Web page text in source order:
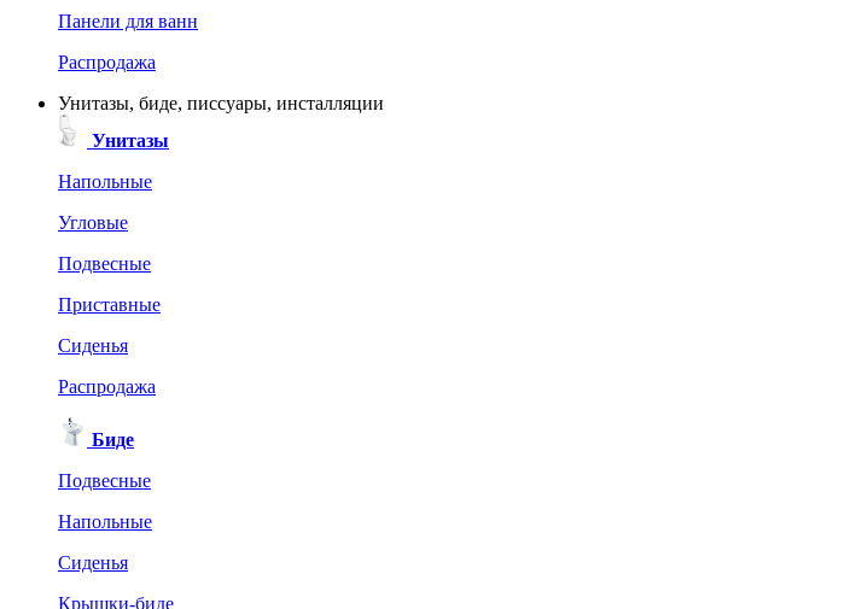
Панели для ванн
Распродажа
Унитазы, биде, писсуары, инсталляции
Унитазы
Напольные
Угловые
Подвесные
Приставные
Сиденья
Распродажа
Биде
Подвесные
Напольные
Сиденья
Крышки-биде